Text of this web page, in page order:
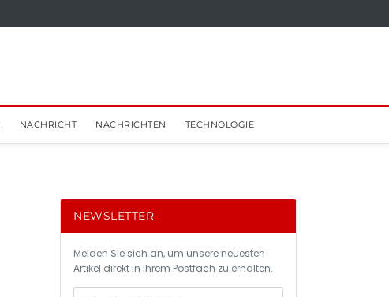
NACHRICHT NACHRICHTEN TECHNOLOGIE
NEWSLETTER
Melden Sie sich an, um unsere neuesten
Artikel direkt in Ihrem Postfach zu erhalten.